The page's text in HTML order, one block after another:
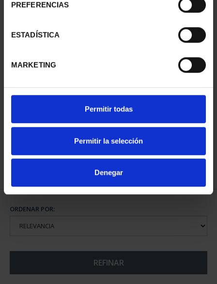
PREFERENCIAS
ESTADÍSTICA
MARKETING
Permitir todas
Permitir la selección
Denegar
CIUDADES PATRIMONIO
73,00 €
CIUDADES PATRIMONIO
73,00 €
ORDENAR POR:
REFINAR